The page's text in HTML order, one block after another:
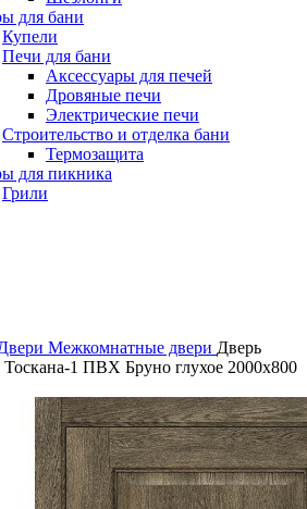
для бани
Купели
Печи для бани
Аксессуары для печей
Дровяные печи
Электрические печи
Строительство и отделка бани
Термозащита
для пикника
Грили
Межкомнатные двери Дверь
1 ПВХ Бруно глухое 2000х800